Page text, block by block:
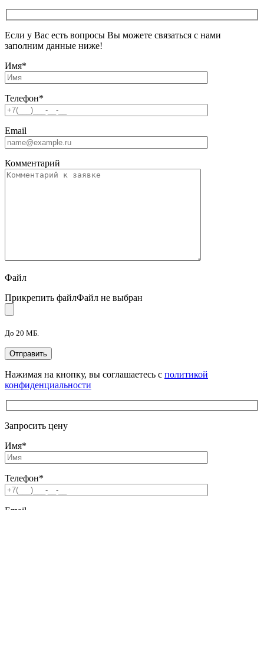
Если у Вас есть вопросы Вы можете связаться с нами
заполним данные ниже!
Имя*
Телефон*
Email
Комментарий
Файл
Прикрепить файлФайл не выбран
До 20 МБ.
Нажимая на кнопку, вы соглашаетесь с политикой
конфиденциальности
Запросить цену
Имя*
Телефон*
Email